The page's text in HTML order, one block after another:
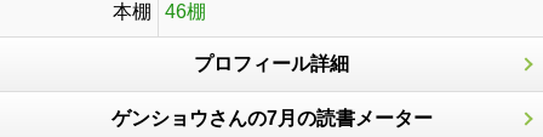
本棚 46棚
プロフィール詳細
ゲンショウさんの7月の読書メーター